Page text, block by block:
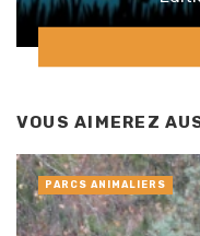
VOUS AIMEREZ
PARCS ANIMALIERS